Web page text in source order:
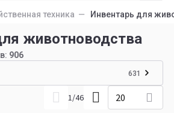
техника Инвентарь для
животноводства
906
631
1/46 20